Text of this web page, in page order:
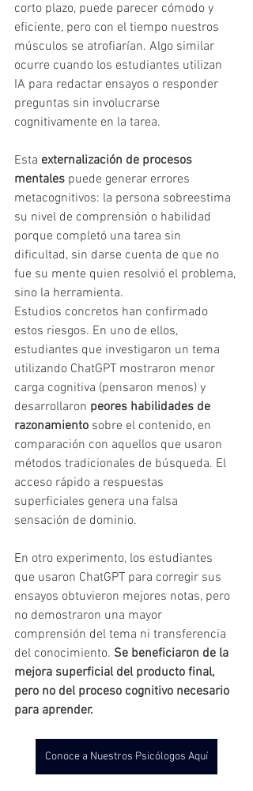
corto plazo, puede parecer cómodo y
eficiente, pero con el tiempo nuestros
músculos se atrofiarían. Algo similar
ocurre cuando los estudiantes utilizan
IA para redactar ensayos o responder
preguntas sin involucrarse
cognitivamente en la tarea.
Esta externalización de procesos
mentales puede generar errores
metacognitivos: la persona sobreestima
su nivel de comprensión o habilidad
porque completó una tarea sin
dificultad, sin darse cuenta de que no
fue su mente quien resolvió el problema,
sino la herramienta.
Estudios concretos han confirmado
estos riesgos. En uno de ellos,
estudiantes que investigaron un tema
utilizando ChatGPT mostraron menor
carga cognitiva (pensaron menos) y
desarrollaron peores habilidades de
razonamiento sobre el contenido, en
comparación con aquellos que usaron
métodos tradicionales de búsqueda. El
acceso rápido a respuestas
superficiales genera una falsa
sensación de dominio.
En otro experimento, los estudiantes
que usaron ChatGPT para corregir sus
ensayos obtuvieron mejores notas, pero
no demostraron una mayor
comprensión del tema ni transferencia
del conocimiento. Se beneficiaron de la
mejora superficial del producto final,
pero no del proceso cognitivo necesario
para aprender.
Conoce a Nuestros Psicólogos Aquí